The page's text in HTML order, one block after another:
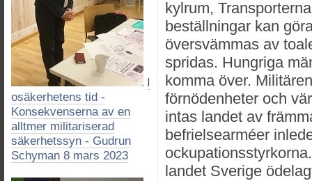
I
osäkerhetens tid -
Konsekvenserna av en
alltmer militariserad
säkerhetssyn - Gudrun
Schyman 8 mars 2023
kylrum,
beställningar kan
översvämmas av
spridas. Hungriga
komma över.
förnödenheter och
intas landet av
befrielsearméer
landet Sverige